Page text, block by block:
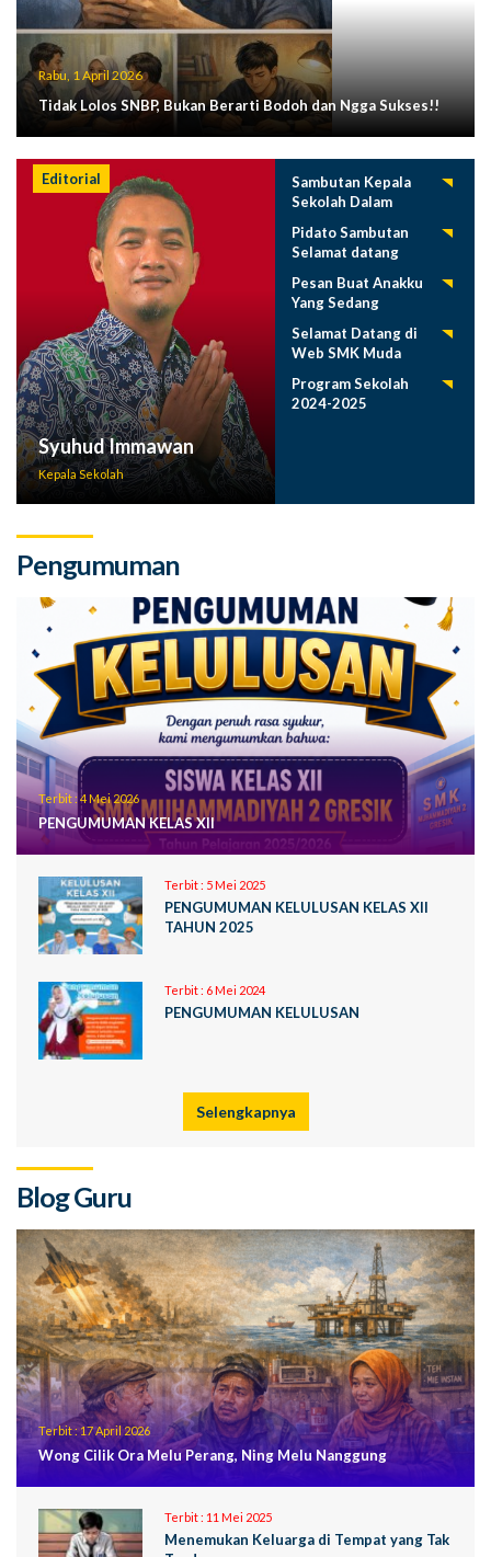
Rabu, 1 April 2026
Tidak Lolos SNBP, Bukan Berarti Bodoh dan Ngga Sukses!!
Editorial
Syuhud Immawan
Kepala Sekolah
Sambutan Kepala
Sekolah Dalam
Pelepasan Siswa
Tahun 2025
Pidato Sambutan
Selamat datang
Muda 2025-2026
Pesan Buat Anakku
Yang Sedang
Selamat Datang di
Web SMK Muda
Program Sekolah
2024-2025
Pengumuman
Terbit : 4 Mei 2026
PENGUMUMAN KELAS XII
Terbit : 5 Mei 2025
PENGUMUMAN KELULUSAN KELAS XII
TAHUN 2025
Terbit : 6 Mei 2024
PENGUMUMAN KELULUSAN
Selengkapnya
Blog Guru
Terbit :17 April 2026
Wong Cilik Ora Melu Perang, Ning Melu Nanggung
Terbit : 11 Mei 2025
Menemukan Keluarga di Tempat yang Tak